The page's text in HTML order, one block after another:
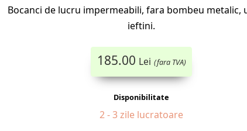
Bocanci de lucru impermeabili, fara bombeu metalic,
ieftini.
185.00 Lei (fara TVA)
Disponibilitate
2 - 3 zile lucratoare